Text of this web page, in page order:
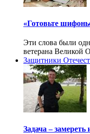
«Готовьте
Эти слова были
ветерана Великой
Защитники
Задача – замереть